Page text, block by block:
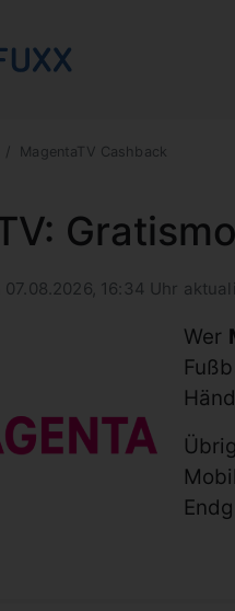
MagentaTV Cashback
07.08.2026, 16:34 Uhr
Wer